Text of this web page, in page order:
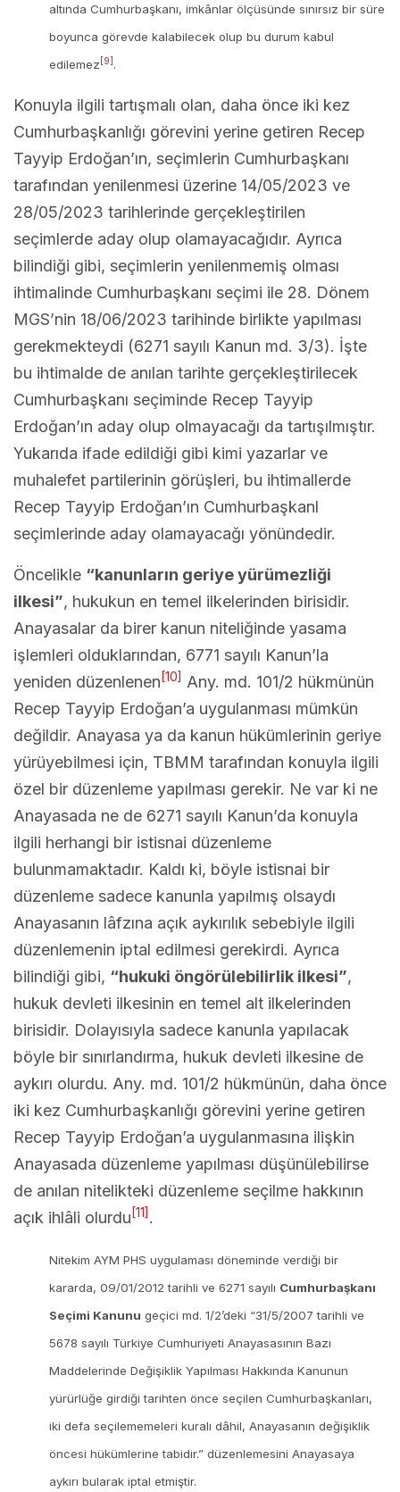
altında Cumhurbaşkanı, imkânlar ölçüsünde sınırsız bir süre
boyunca görevde kalabilecek olup bu durum kabul
edilemez [9] .
Konuyla ilgili tartışmalı olan, daha önce iki kez
Cumhurbaşkanlığı görevini yerine getiren Recep
Tayyip Erdoğan’ın, seçimlerin Cumhurbaşkanı
tarafından yenilenmesi üzerine 14/05/2023 ve
28/05/2023 tarihlerinde gerçekleştirilen
seçimlerde aday olup olamayacağıdır. Ayrıca
bilindiği gibi, seçimlerin yenilenmemiş olması
ihtimalinde Cumhurbaşkanı seçimi ile 28. Dönem
MGS’nin 18/06/2023 tarihinde birlikte yapılması
gerekmekteydi (6271 sayılı Kanun md. 3/3). İşte
bu ihtimalde de anılan tarihte gerçekleştirilecek
Cumhurbaşkanı seçiminde Recep Tayyip
Erdoğan’ın aday olup olmayacağı da tartışılmıştır.
Yukarıda ifade edildiği gibi kimi yazarlar ve
muhalefet partilerinin görüşleri, bu ihtimallerde
Recep Tayyip Erdoğan’ın Cumhurbaşkanl
seçimlerinde aday olamayacağı yönündedir.
Öncelikle “kanunların geriye yürümezliği
ilkesi”, hukukun en temel ilkelerinden birisidir.
Anayasalar da birer kanun niteliğinde yasama
işlemleri olduklarından, 6771 sayılı Kanun’la
yeniden düzenlenen [10] Any. md. 101/2 hükmünün
Recep Tayyip Erdoğan’a uygulanması mümkün
değildir. Anayasa ya da kanun hükümlerinin geriye
yürüyebilmesi için, TBMM tarafından konuyla ilgili
özel bir düzenleme yapılması gerekir. Ne var ki ne
Anayasada ne de 6271 sayılı Kanun’da konuyla
ilgili herhangi bir istisnai düzenleme
bulunmamaktadır. Kaldı ki, böyle istisnai bir
düzenleme sadece kanunla yapılmış olsaydı
Anayasanın lâfzına açık aykırılık sebebiyle ilgili
düzenlemenin iptal edilmesi gerekirdi. Ayrıca
bilindiği gibi, “hukuki öngörülebilirlik ilkesi”,
hukuk devleti ilkesinin en temel alt ilkelerinden
birisidir. Dolayısıyla sadece kanunla yapılacak
böyle bir sınırlandırma, hukuk devleti ilkesine de
aykırı olurdu. Any. md. 101/2 hükmünün, daha önce
iki kez Cumhurbaşkanlığı görevini yerine getiren
Recep Tayyip Erdoğan’a uygulanmasına ilişkin
Anayasada düzenleme yapılması düşünülebilirse
de anılan nitelikteki düzenleme seçilme hakkının
açık ihlâli olurdu [11] .
Nitekim AYM PHS uygulaması döneminde verdiği bir
kararda, 09/01/2012 tarihli ve 6271 sayılı Cumhurbaşkanı
Seçimi Kanunu geçici md. 1/2’deki “31/5/2007 tarihli ve
5678 sayılı Türkiye Cumhuriyeti Anayasasının Bazı
Maddelerinde Değişiklik Yapılması Hakkında Kanunun
yürürlüğe girdiği tarihten önce seçilen Cumhurbaşkanları,
iki defa seçilememeleri kuralı dâhil, Anayasanın değişiklik
öncesi hükümlerine tabidir.” düzenlemesini Anayasaya
aykırı bularak iptal etmiştir.